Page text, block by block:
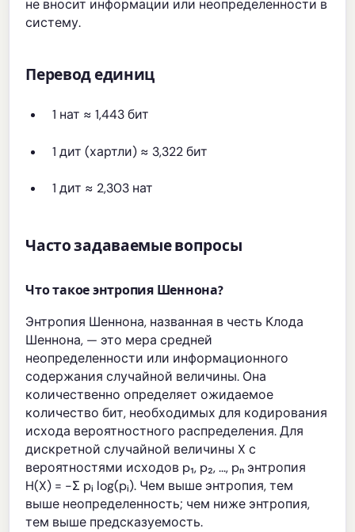
не вносит информации или неопределенности в
систему.
Перевод единиц
1 нат ≈ 1,443 бит
1 дит (хартли) ≈ 3,322 бит
1 дит ≈ 2,303 нат
Часто задаваемые вопросы
Что такое энтропия Шеннона?
Энтропия Шеннона, названная в честь Клода
Шеннона, — это мера средней
неопределенности или информационного
содержания случайной величины. Она
количественно определяет ожидаемое
количество бит, необходимых для кодирования
исхода вероятностного распределения. Для
дискретной случайной величины X с
вероятностями исходов p₁, p₂, ..., pₙ энтропия
H(X) = -Σ pᵢ log(pᵢ). Чем выше энтропия, тем
выше неопределенность; чем ниже энтропия,
тем выше предсказуемость.